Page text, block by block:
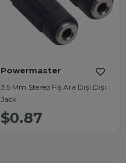
Powermaster
3.5 Mm Stereo Fiş Ara Dişi Dişi
Jack
$0.87